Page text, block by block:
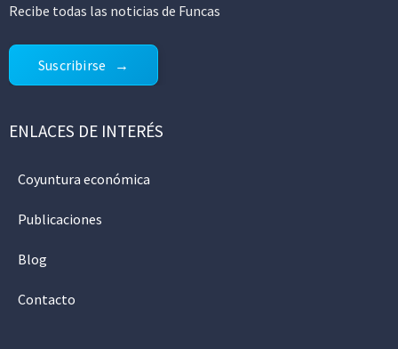
Recibe todas las noticias de Funcas
Suscribirse
ENLACES DE INTERÉS
Coyuntura económica
Publicaciones
Blog
Contacto